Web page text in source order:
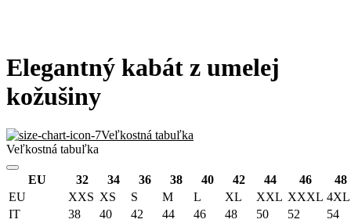
Elegantný kabát z umelej
kožušiny
Veľkostná tabuľka
Veľkostná tabuľka
EU 32 34 36 38 40 42 44 46
48
EU
XXS XS S M L XL XXL XXXL 4XL
IT
38 40 42 44 46 48 50 52
54